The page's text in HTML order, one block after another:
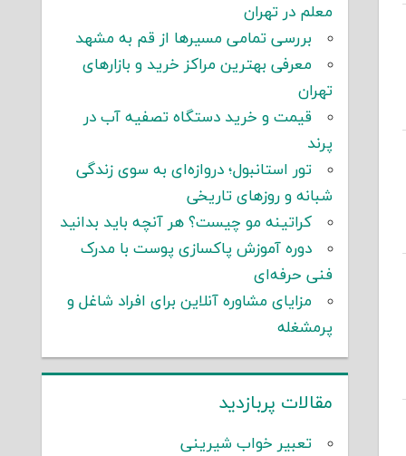
معلم در تهران
بررسی تمامی مسیرها از قم به مشهد
معرفی بهترین مراکز خرید و بازارهای
تهران
قیمت و خرید دستگاه تصفیه آب در
پرند
تور استانبول؛ دروازه‌ای به سوی زندگی
شبانه و روزهای تاریخی
کراتینه مو چیست؟ هر آنچه باید بدانید
دوره آموزش پاکسازی پوست با مدرک
فنی حرفه‌ای
مزایای مشاوره آنلاین برای افراد شاغل و
پرمشغله
مقالات پربازدید
تعبیر خواب شیرینی